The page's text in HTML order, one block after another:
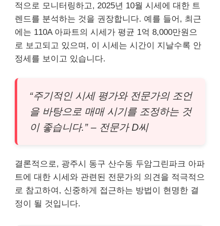
적으로 모니터링하고, 2025년 10월 시세에 대한 트
렌드를 분석하는 것을 권장합니다. 예를 들어, 최근
에는 110A 아파트의 시세가 평균 1억 8,000만원으
로 보고되고 있으며, 이 시세는 시간이 지날수록 안
정세를 보이고 있습니다.
“주기적인 시세 평가와 전문가의 조언
을 바탕으로 매매 시기를 조정하는 것
이 좋습니다.” – 전문가 D씨
결론적으로, 광주시 동구 산수동 두암그린파크 아파
트에 대한 시세와 관련된 전문가의 의견을 적극적으
로 참고하여, 신중하게 접근하는 방법이 현명한 결
정이 될 것입니다.